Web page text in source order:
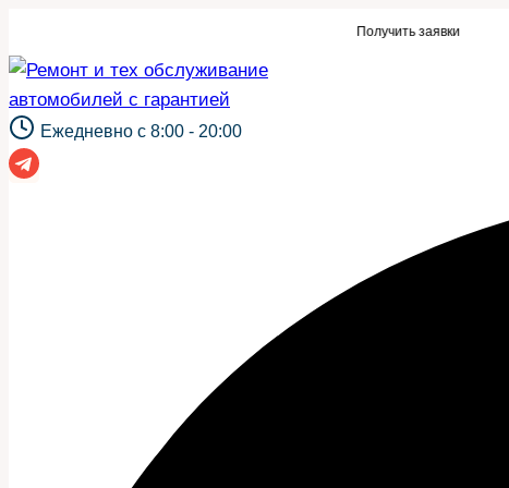
к
содержимому
Получить заявки
Ежедневно с 8:00 - 20:00